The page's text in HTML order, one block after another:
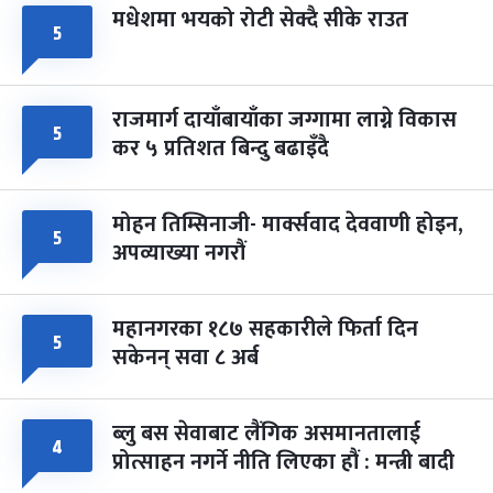
५ मधेशमा भयको रोटी सेक्दै सीके राउत
५ राजमार्ग दायाँबायाँका जग्गामा लाग्ने विकास
कर ५ प्रतिशत बिन्दु बढाइँदै
५ मोहन तिम्सिनाजी- मार्क्सवाद देववाणी होइन,
अपव्याख्या नगरौं
५ महानगरका १८७ सहकारीले फिर्ता दिन
सकेनन् सवा ८ अर्ब
४ ब्लु बस सेवाबाट लैंगिक असमानतालाई
प्रोत्साहन नगर्ने नीति लिएका हौं : मन्त्री बादी